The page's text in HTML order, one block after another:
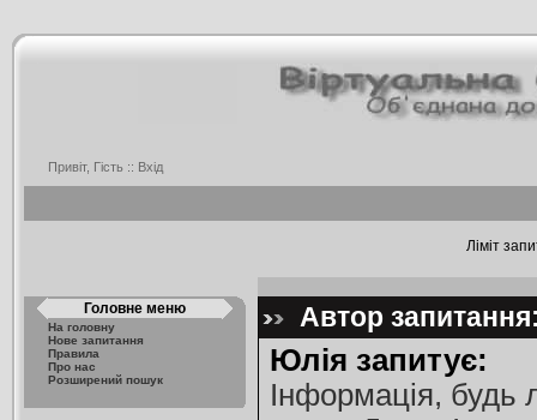
Привіт, Гість :: Вхід
Ліміт
Головне меню
На головну
Нове запитання
Правила
Про нас
Розширений пошук
Автор
Юлія запитує:
Інформація, будь